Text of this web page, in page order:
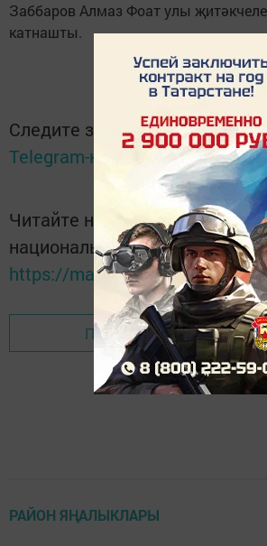
Заббаров Алмаз Фоат улы
катнашты.
Следите за самым важным и
Telegram-канале Татмедиа
Читайте новости Татарстана
национальном мессенджере
https://max.ru/tatmedia
Перейти на страницу
РАЙОН ЯҢАЛЫКЛАРЫ